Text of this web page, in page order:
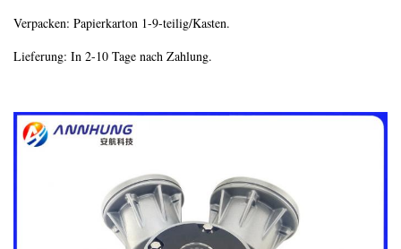
Verpacken: Papierkarton 1-9-teilig/Kasten.
Lieferung: In 2-10 Tage nach Zahlung.